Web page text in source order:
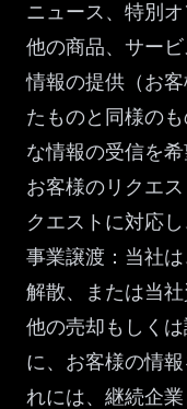
ニュース、特別
他の商品、サー
情報の提供（お
たものと同様の
な情報の受信を
お客様のリクエ
クエストに対応し
事業譲渡：当社は
解散、または当
他の売却もしく
に、お客様の情
れには、継続企